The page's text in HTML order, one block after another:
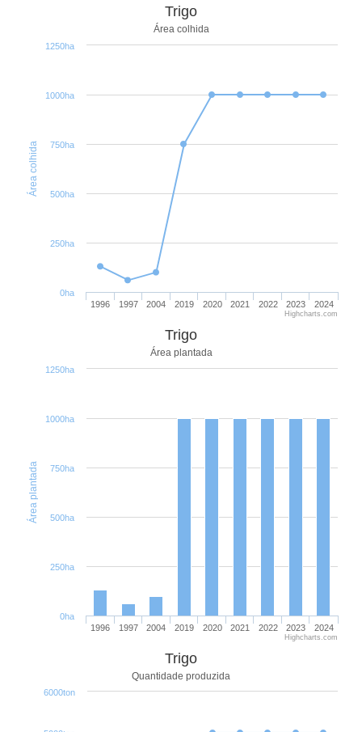
Área colhida
Trigo
Área colhida
1996 1997 2004 2019 2020 2021 2022 2023 2024
0ha
250ha
500ha
750ha
1000ha
1250ha
Highcharts.com
Área plantada
Trigo
Área plantada
1996 1997 2004 2019 2020 2021 2022 2023 2024
0ha
250ha
500ha
750ha
1000ha
1250ha
Highcharts.com
Trigo
Quantidade produzida
6000ton